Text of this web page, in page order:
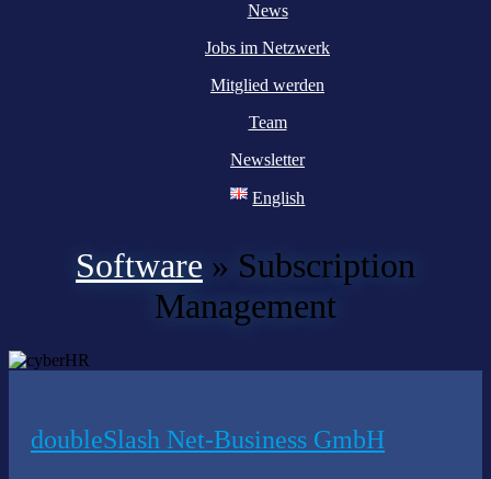
News
Jobs im Netzwerk
Mitglied werden
Team
Newsletter
English
Software » Subscription
Management
doubleSlash Net-Business GmbH